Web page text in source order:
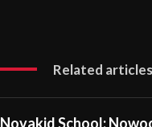
Related articles
Novakid School: